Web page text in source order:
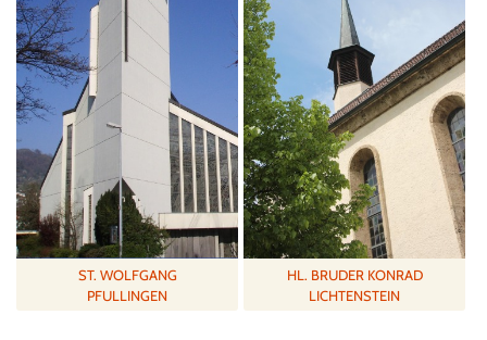
ST. WOLFGANG
PFULLINGEN
HL. BRUDER KONRAD
LICHTENSTEIN